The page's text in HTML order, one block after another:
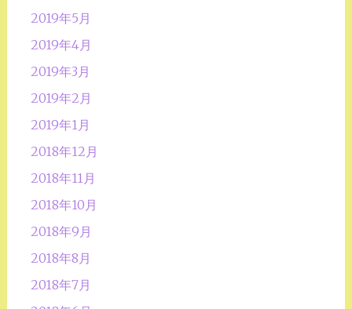
2019年5月
2019年4月
2019年3月
2019年2月
2019年1月
2018年12月
2018年11月
2018年10月
2018年9月
2018年8月
2018年7月